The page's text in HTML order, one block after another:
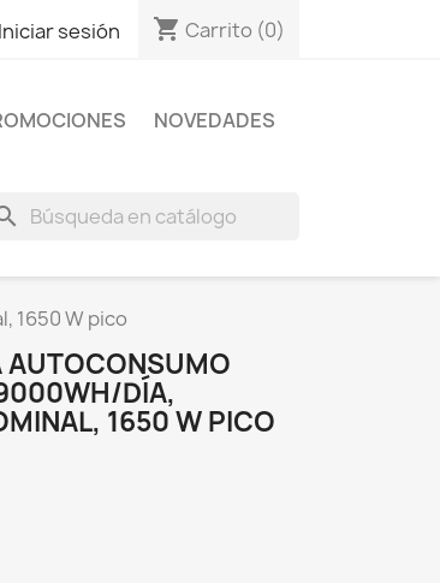
Iniciar sesión shopping_cart Carrito (0)
NOVEDADES
1650 W pico
AUTOCONSUMO
DÍA,
1650 W PICO